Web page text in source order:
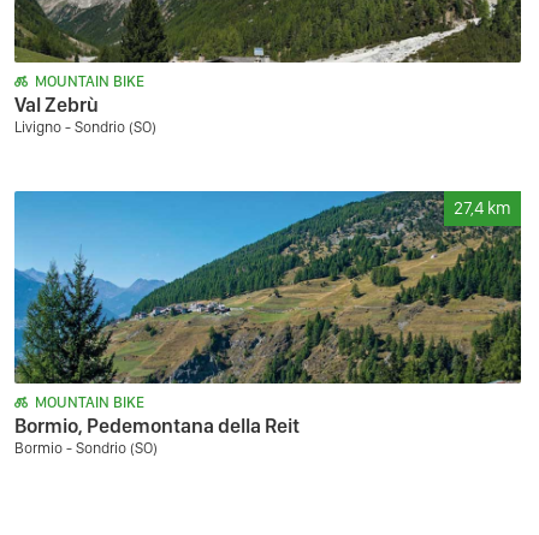
MOUNTAIN BIKE
Val Zebrù
Livigno - Sondrio (SO)
27,4 km
MOUNTAIN BIKE
Bormio, Pedemontana della Reit
Bormio - Sondrio (SO)